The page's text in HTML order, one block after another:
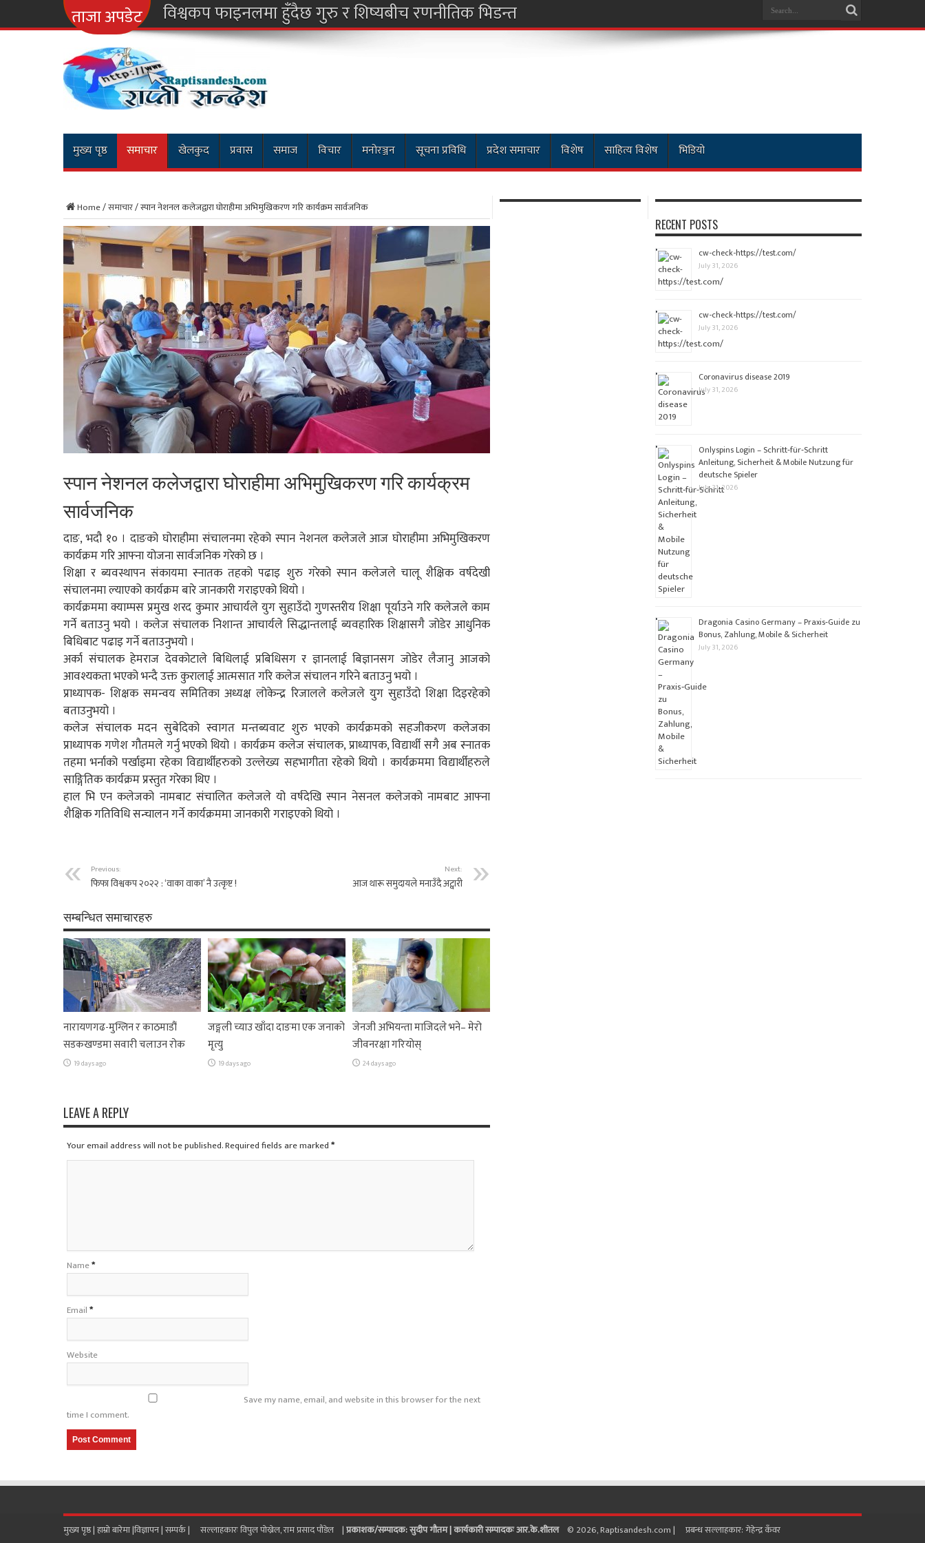
ताजा अपडेट नारा
मुख्य पृष्ठ समाचार खेलकुद प्रवास समाज विचार मनोरञ्जन सूचना प्रविधि प्रदेश समाचार विशेष साहित्य विशेष भिडियो
Home/समाचार/स्पान नेशनल कलेजद्वारा घोराहीमा अभिमुखिकरण गरि कार्यक्रम सार्वजनिक
स्पान नेशनल कलेजद्वारा घोराहीमा अभिमुखिकरण गरि कार्यक्रम
सार्वजनिक
दाङ, भदौ १० । दाङको घोराहीमा संचालनमा रहेको स्पान नेशनल कलेजले आज घोराहीमा अभिमुखिकरण
कार्यक्रम गरि आफ्ना योजना सार्वजनिक गरेको छ ।
शिक्षा र ब्यवस्थापन संकायमा स्नातक तहको पढाइ शुरु गरेको स्पान कलेजले चालू शैक्षिक वर्षदेखी
संचालनमा ल्याएको कार्यक्रम बारे जानकारी गराइएको थियो ।
कार्यक्रममा क्याम्पस प्रमुख शरद कुमार आचार्यले युग सुहाउँदो गुणस्तरीय शिक्षा पूर्याउने गरि कलेजले काम
गर्ने बताउनु भयो । कलेज संचालक निशान्त आचार्यले सिद्धान्तलाई ब्यवहारिक शिक्षासगै जोडेर आधुनिक
बिधिबाट पढाइ गर्ने बताउनुभयो ।
अर्का संचालक हेमराज देवकोटाले बिधिलाई प्रबिधिसग र ज्ञानलाई बिज्ञानसग जोडेर लैजानु आजको
आवश्यकता भएको भन्दै उक्त कुरालाई आत्मसात गरि कलेज संचालन गरिने बताउनु भयो ।
प्राध्यापक- शिक्षक समन्वय समितिका अध्यक्ष लोकेन्द्र रिजालले कलेजले युग सुहाउँदो शिक्षा दिइरहेको
बताउनुभयो ।
कलेज संचालक मदन सुबेदिको स्वागत मन्तब्यवाट शुरु भएको कार्यक्रमको सहजीकरण कलेजका
प्राध्यापक गणेश गौतमले गर्नु भएको थियो । कार्यक्रम कलेज संचालक, प्राध्यापक, विद्यार्थी सगै अब स्नातक
तहमा भर्नाको पर्खाइमा रहेका विद्यार्थीहरुको उल्लेख्य सहभागीता रहेको थियो । कार्यक्रममा विद्यार्थीहरुले
साङ्गितिक कार्यक्रम प्रस्तुत गरेका थिए ।
हाल भि एन कलेजको नामबाट संचालित कलेजले यो वर्षदेखि स्पान नेसनल कलेजको नामबाट आफ्ना
शैक्षिक गतिविधि सन्चालन गर्ने कार्यक्रममा जानकारी गराइएको थियो ।
Previous:
फिफा विश्वकप २०२२ : ‘वाका वाका’ नै उत्कृष्ट !
Next:
आज थारू समुदायले मनाउँदै अट्वारी
सम्बन्धित समाचारहरु
नारायणगढ-मुग्लिन र काठमाडौं
सडकखण्डमा सवारी चलाउन रोक
19 days ago
जङ्गली च्याउ खाँदा दाङमा एक जनाको
मृत्यु
19 days ago
जेनजी अभियन्ता माजिदले भने– मेरो
जीवनरक्षा गरियोस्
24 days ago
LEAVE A REPLY
Your email address will not be published. Required fields are marked*
Name*
Email*
Website
Save my name, email, and website in this browser for the next
time I comment.
RECENT POSTS
cw-check-https://test.com/
July 31, 2026
cw-check-https://test.com/
July 31, 2026
Coronavirus disease 2019
July 31, 2026
Onlyspins Login – Schritt‑für‑Schritt
Anleitung, Sicherheit & Mobile Nutzung für
deutsche Spieler
July 31, 2026
Dragonia Casino Germany – Praxis‑Guide zu
Bonus, Zahlung, Mobile & Sicherheit
July 31, 2026
मुख्य पृष्ठ |हाम्रो बारेमा|विज्ञापन|सम्पर्क| सल्लाहकारः विपुल पोख्रेल, राम प्रसाद पाैडेल |प्रकाशक/सम्पादक: सुदीप गौतम |कार्यकारी सम्पादकः आर.के.शीतल © 2026, Raptisandesh.com | प्रबन्ध सल्लाहकार: गेहेन्द्र कँवर